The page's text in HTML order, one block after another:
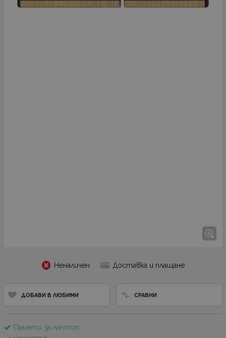
Неналичен Доставка и плащане
ДОБАВИ В ЛЮБИМИ СРАВНИ
Памети за лаптоп